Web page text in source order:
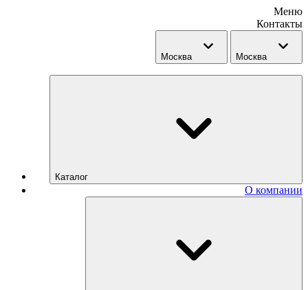
Меню
Контакты
Москва Москва
Каталог
О компании